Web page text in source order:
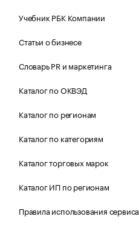
Учебник РБК Компании
Статьи о бизнесе
Словарь PR и маркетинга
Каталог по ОКВЭД
Каталог по регионам
Каталог по категориям
Каталог торговых марок
Каталог ИП по регионам
Правила использования сервиса